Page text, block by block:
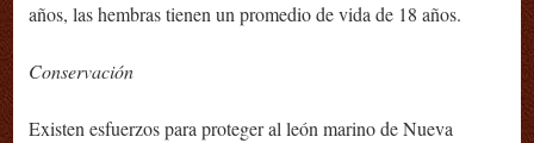
años, las hembras tienen un promedio de vida de 18 años.
Conservación
Existen esfuerzos para proteger al león marino de Nueva